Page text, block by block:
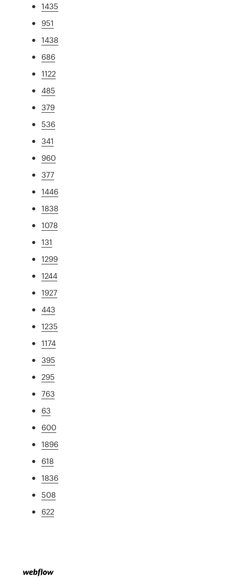
1435
951
1438
686
1122
485
379
536
341
960
377
1446
1838
1078
131
1299
1244
1927
443
1235
1174
395
295
763
63
600
1896
618
1836
508
622